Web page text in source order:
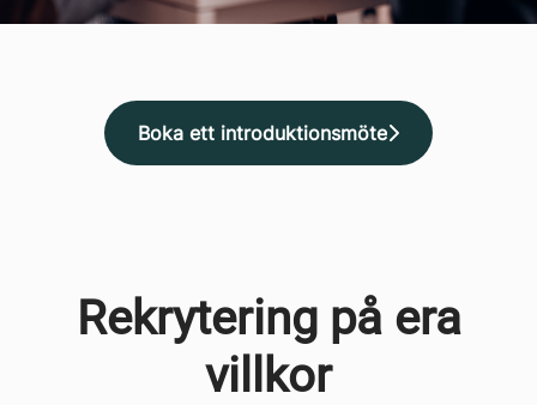
Boka ett introduktionsmöte
Rekrytering på era
villkor